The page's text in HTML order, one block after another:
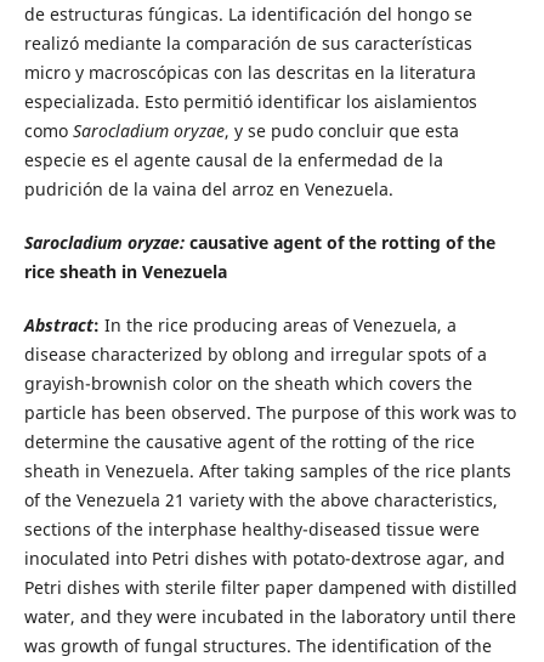
de estructuras fúngicas. La identificación del hongo se
realizó mediante la comparación de sus características
micro y macroscópicas con las descritas en la literatura
especializada. Esto permitió identificar los aislamientos
como Sarocladium oryzae, y se pudo concluir que esta
especie es el agente causal de la enfermedad de la
pudrición de la vaina del arroz en Venezuela.
Sarocladium oryzae:causative agent of the rotting of the
rice sheath in Venezuela
Abstract: In the rice producing areas of Venezuela, a
disease characterized by oblong and irregular spots of a
grayish-brownish color on the sheath which covers the
particle has been observed. The purpose of this work was to
determine the causative agent of the rotting of the rice
sheath in Venezuela. After taking samples of the rice plants
of the Venezuela 21 variety with the above characteristics,
sections of the interphase healthy-diseased tissue were
inoculated into Petri dishes with potato-dextrose agar, and
Petri dishes with sterile filter paper dampened with distilled
water, and they were incubated in the laboratory until there
was growth of fungal structures. The identification of the